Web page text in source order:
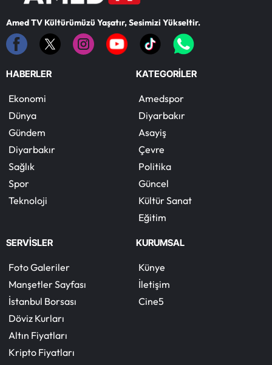
Amed TV Kültürümüzü Yaşatır, Sesimizi Yükseltir.
HABERLER
Ekonomi
Dünya
Gündem
Diyarbakır
Sağlık
Spor
Teknoloji
KATEGORİLER
Amedspor
Diyarbakır
Asayiş
Çevre
Politika
Güncel
Kültür Sanat
Eğitim
SERVİSLER
Foto Galeriler
Manşetler Sayfası
İstanbul Borsası
Döviz Kurları
Altın Fiyatları
Kripto Fiyatları
KURUMSAL
Künye
İletişim
Cine5